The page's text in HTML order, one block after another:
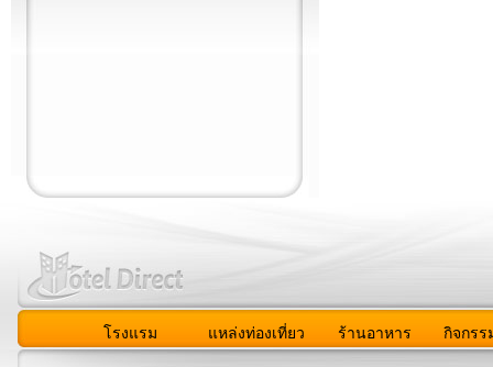
โรงแรม แหล่งท่องเที่ยว ร้านอาหาร กิจกรร